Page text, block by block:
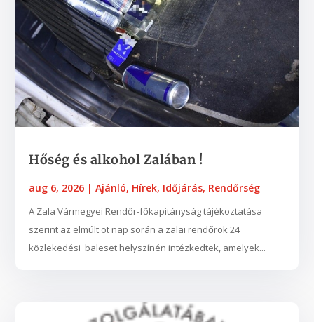
Hőség és alkohol Zalában !
aug 6, 2026 |Ajánló, Hírek, Időjárás, Rendőrség
A Zala Vármegyei Rendőr-főkapitányság tájékoztatása
szerint az elmúlt öt nap során a zalai rendőrök 24
közlekedési baleset helyszínén intézkedtek, amelyek...